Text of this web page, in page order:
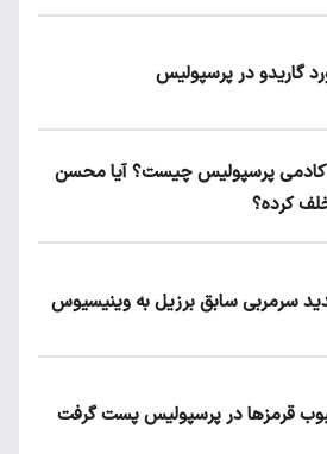
گاریدو در پرسپولیس
پرسپولیس چیست؟ آیا محسن
کرده؟
سرمربی سابق برزیل به وینیسیوس
قرمزها در پرسپولیس پست گرفت